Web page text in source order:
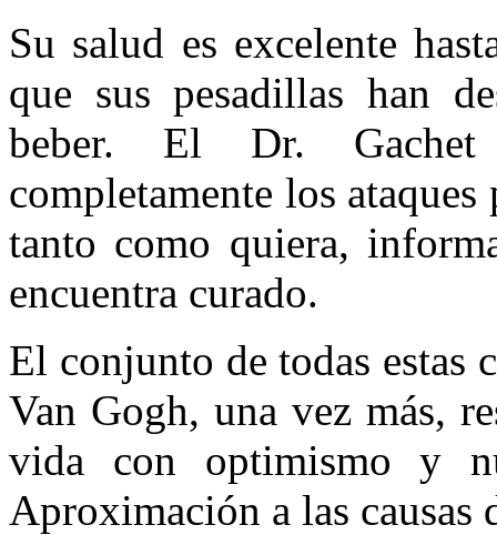
Su salud es excelente
que sus pesadillas han
beber. El Dr.
completamente los
tanto como quiera,
encuentra curado.
El conjunto de todas estas
Van Gogh, una vez más,
vida con optimismo y
Aproximación a las causas